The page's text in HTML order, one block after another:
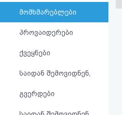
ავტორიზაცია
რეგისტრაცია
მომხმარებლები
პროვაიდერები
ქვეყნები
საიდან შემოვიდნენ,
გვერდები